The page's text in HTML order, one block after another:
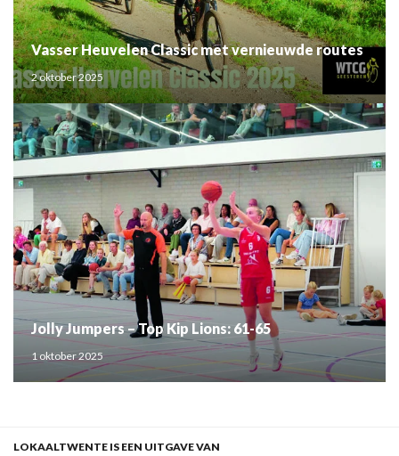
Vasser Heuvelen Classic met vernieuwde routes
2 oktober 2025
Jolly Jumpers – Top Kip Lions: 61-65
1 oktober 2025
LOKAALTWENTE IS EEN UITGAVE VAN